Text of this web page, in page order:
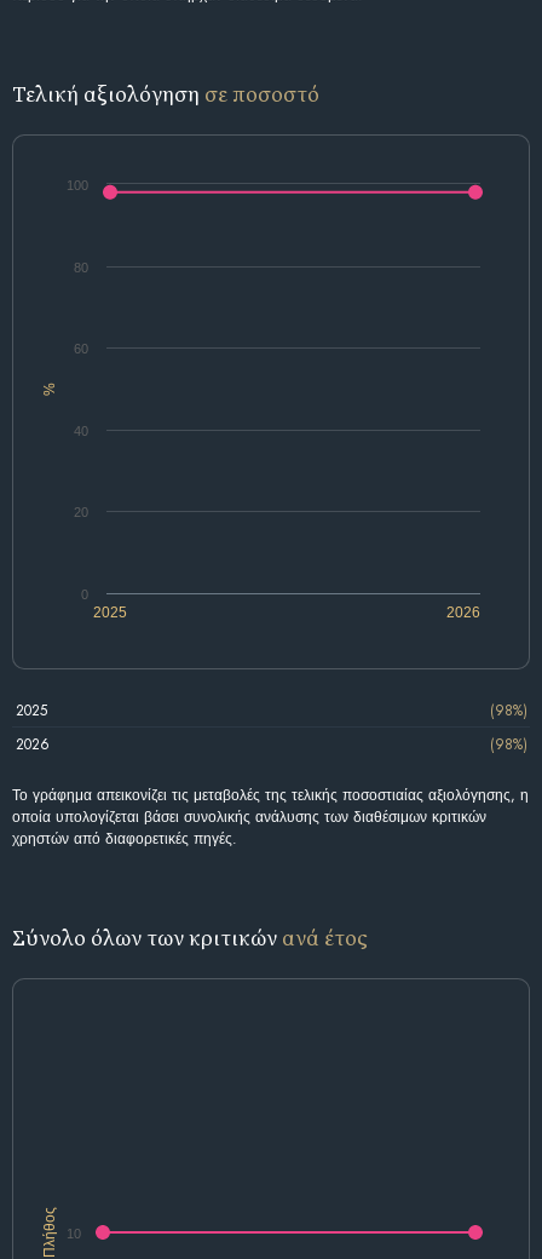
Τελική αξιολόγηση σε ποσοστό
%
2025 2026
0
20
40
60
80
100
2025
(98%)
2026
(98%)
Το γράφημα απεικονίζει τις μεταβολές της τελικής ποσοστιαίας αξιολόγησης, η
οποία υπολογίζεται βάσει συνολικής ανάλυσης των διαθέσιμων κριτικών
χρηστών από διαφορετικές πηγές.
Σύνολο όλων των κριτικών ανά έτος
Πλήθος 10